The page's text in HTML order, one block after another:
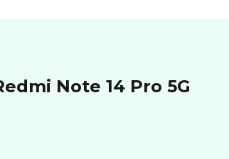
Note 14 Pro 5G